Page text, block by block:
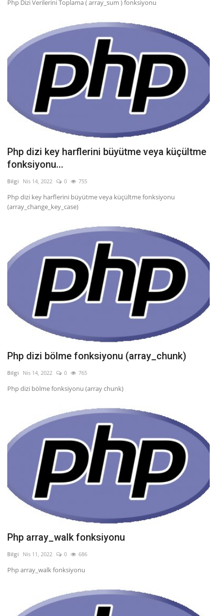
Php Dizi Verilerini Toplama ( array_sum ) fonksiyonu
Php dizi key harflerini büyütme veya küçültme
fonksiyonu...
Bilgi Nis 14, 2022 0 755
Php dizi key harflerini büyütme veya küçültme fonksiyonu
(array_change_key_case)
Php dizi bölme fonksiyonu (array_chunk)
Bilgi Nis 14, 2022 0 765
Php dizi bölme fonksiyonu (array chunk)
Php array_walk fonksiyonu
Bilgi Nis 11, 2022 0 686
Php array_walk fonksiyonu